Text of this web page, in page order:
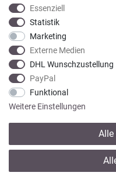
922
Essenziell
Statistik
Marketing
Externe Medien
DHL Wunschzustellung
PayPal
Funktional
Weitere Einstellungen
Alle
* Alle Preise verstehen sich inkl.
© copyright 2013-2026